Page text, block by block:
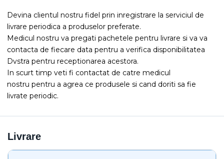
Devina clientul nostru fidel prin inregistrare la serviciul de
livrare periodica a produselor preferate.
Medicul nostru va pregati pachetele pentru livrare si va va
contacta de fiecare data pentru a verifica disponibilitatea
Dvstra pentru receptionarea acestora.
In scurt timp veti fi contactat de catre medicul
nostru pentru a agrea ce produsele si cand doriti sa fie
livrate periodic.
Livrare